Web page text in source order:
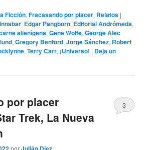
Ficción,Fracasando por placer, Relatos |
, Edgar Pangborn, Editorial Andrómeda,
alienígena,Gene Wolfe,George Alec
,Gregory Benford,Jorge Sánchez, Robert
,Terry Carr, ¡Universo! | Deja un
por placer
Trek, La Nueva
por
3